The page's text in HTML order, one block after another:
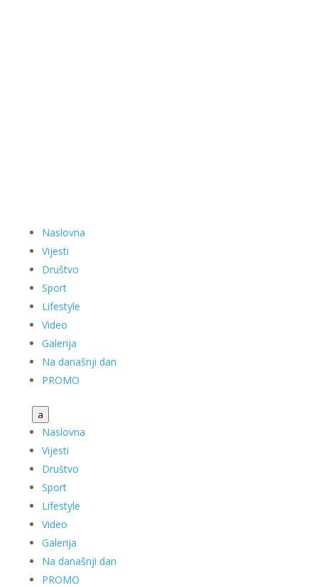
Naslovna
Vijesti
Društvo
Sport
Lifestyle
Video
Galerija
Na današnji dan
PROMO
a
Naslovna
Vijesti
Društvo
Sport
Lifestyle
Video
Galerija
Na današnji dan
PROMO